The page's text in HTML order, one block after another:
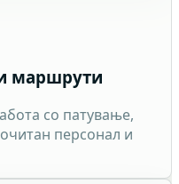
маршрути
со патување,
персонал и